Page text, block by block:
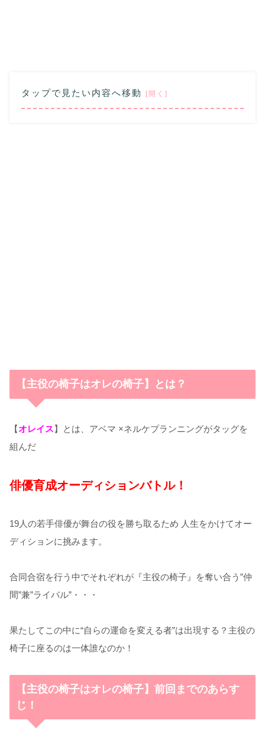
タップで見たい内容へ移動
【主役の椅子はオレの椅子】とは？
【オレイス】とは、 アベマ ×ネルケプランニングがタッグを
組んだ
俳優育成オーディションバトル！
19人の若手俳優が舞台の役を勝ち取るため 人生をかけてオー
ディションに挑みます。
合同合宿を行う中でそれぞれが『主役の椅子』を奪い合う”仲
間”兼”ライバル”・・・
果たしてこの中に“自らの運命を変える者”は出現する？主役の
椅子に座るのは一体誰なのか！
【主役の椅子はオレの椅子】前回までのあらす
じ！